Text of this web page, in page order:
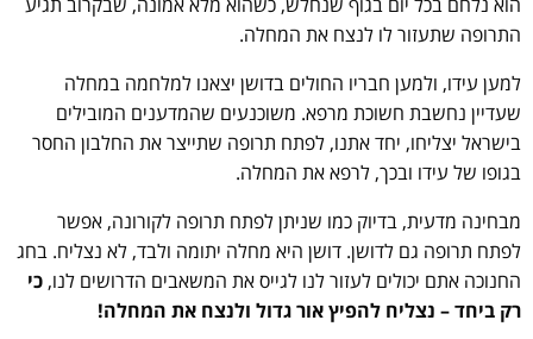
התרופה שתעזור לו לנצח את המחלה.
למען עידו, ולמען חבריו החולים בדושן יצאנו למלחמה במחלה
שעדיין נחשבת חשוכת מרפא. משוכנעים שהמדענים המובילים
בישראל יצליחו, יחד אתנו, לפתח תרופה שתייצר את החלבון החסר
בגופו של עידו ובכך, לרפא את המחלה.
מבחינה מדעית, בדיוק כמו שניתן לפתח תרופה לקורונה, אפשר
לפתח תרופה גם לדושן. דושן היא מחלה יתומה ולבד, לא נצליח. בחג
החנוכה אתם יכולים לעזור לנו לגייס את המשאבים הדרושים לנו, כי
רק ביחד – נצליח להפיץ אור גדול ולנצח את המחלה!